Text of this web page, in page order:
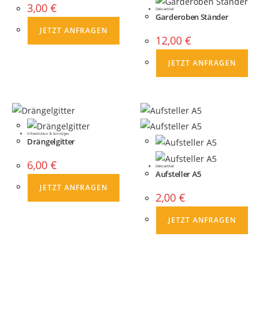
3,00 €
JETZT ANFRAGEN
Dekoartikel
Garderoben Ständer
12,00 €
JETZT ANFRAGEN
Infrastruktur & Sonstiges
Drängelgitter
6,00 €
JETZT ANFRAGEN
Dekoartikel
Aufsteller A5
2,00 €
JETZT ANFRAGEN